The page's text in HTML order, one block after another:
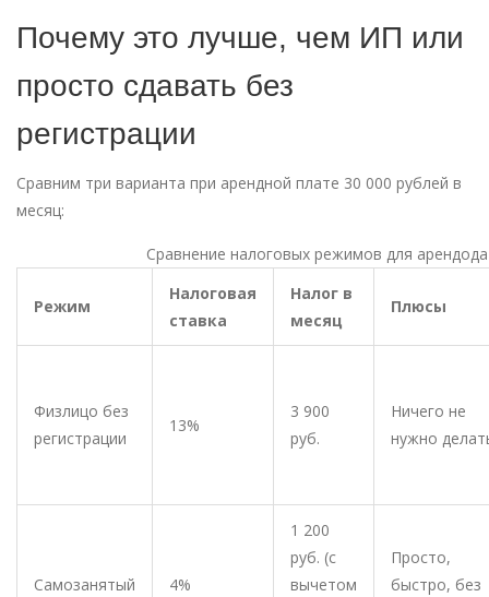
Почему это лучше, чем ИП или
просто сдавать без
регистрации
Сравним три варианта при арендной плате 30 000 рублей в
месяц:
Сравнение налоговых режимов для
Режим
Налоговая
ставка
Налог в
месяц
Плюсы
Физлицо без
регистрации
13%
3 900
руб.
Ничего не
нужно
Самозанятый 4%
1 200
руб. (с
вычетом
Просто,
быстро, без